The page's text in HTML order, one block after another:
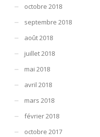
octobre 2018
septembre 2018
août 2018
juillet 2018
mai 2018
avril 2018
mars 2018
février 2018
octobre 2017